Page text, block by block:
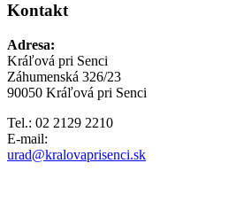
Kontakt
Adresa:
Kráľová pri Senci
Záhumenská 326/23
90050 Kráľová pri Senci
Tel.: 02 2129 2210
E-mail:
urad@kralovaprisenci.sk